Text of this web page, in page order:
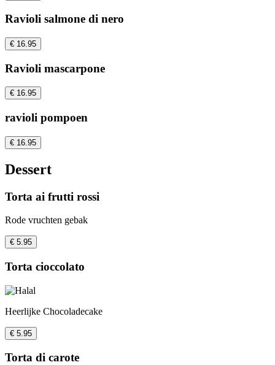
Ravioli salmone di nero
€ 16.95
Ravioli mascarpone
€ 16.95
ravioli pompoen
€ 16.95
Dessert
Torta ai frutti rossi
Rode vruchten gebak
€ 5.95
Torta cioccolato
Heerlijke Chocoladecake
€ 5.95
Torta di carote